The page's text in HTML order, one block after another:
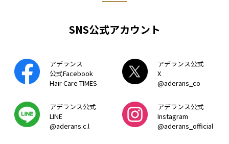
SNS公式アカウント
アデランス
公式Facebook
Hair Care TIMES
アデランス公式
X
@aderans_co
アデランス公式
LINE
@aderans.c.l
アデランス公式
Instagram
@aderans_official